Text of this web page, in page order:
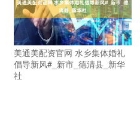
美通美配资官网 水乡集体婚礼
倡导新风#_新市_德清县_新华
社